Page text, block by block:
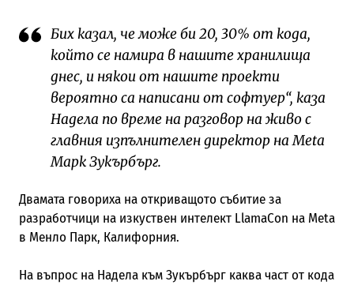
Бих казал, че може би 20, 30% от кода,
който се намира в нашите хранилища
днес, и някои от нашите проекти
вероятно са написани от софтуер“, каза
Надела по време на разговор на живо с
главния изпълнителен директор на Meta
Марк Зукърбърг.
Двамата говориха на откриващото събитие за
разработчици на изкуствен интелект LlamaCon на Meta
в Менло Парк, Калифорния.
На въпрос на Надела към Зукърбърг каква част от кода